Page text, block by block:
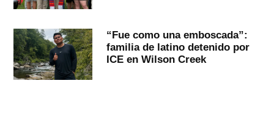
“Fue como una emboscada”:
familia de latino detenido por
ICE en Wilson Creek